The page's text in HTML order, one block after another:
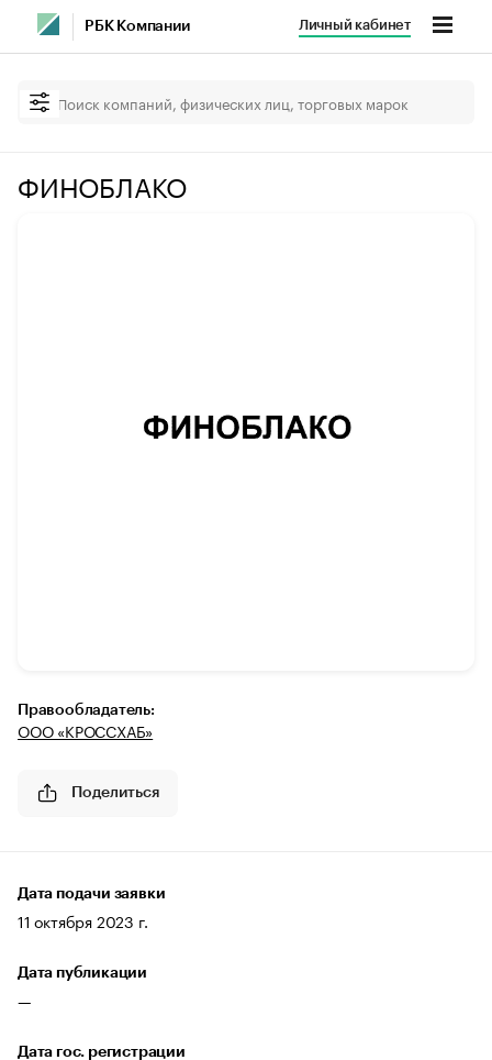
РБК Компании Личный кабинет
ФИНОБЛАКО
Правообладатель:
ООО «КРОССХАБ»
Поделиться
Дата подачи заявки
11 октября 2023 г.
Дата публикации
—
Дата гос. регистрации